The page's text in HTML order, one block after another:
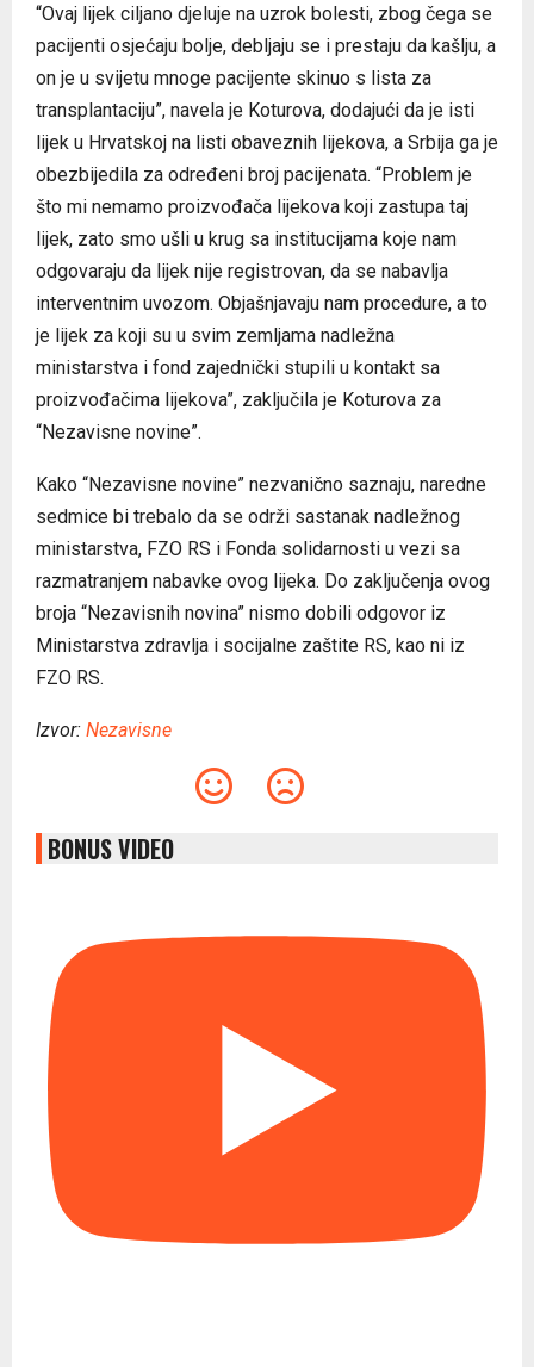
“Ovaj lijek ciljano djeluje na uzrok bolesti, zbog čega se
pacijenti osjećaju bolje, debljaju se i prestaju da kašlju, a
on je u svijetu mnoge pacijente skinuo s lista za
transplantaciju”, navela je Koturova, dodajući da je isti
lijek u Hrvatskoj na listi obaveznih lijekova, a Srbija ga je
obezbijedila za određeni broj pacijenata. “Problem je
što mi nemamo proizvođača lijekova koji zastupa taj
lijek, zato smo ušli u krug sa institucijama koje nam
odgovaraju da lijek nije registrovan, da se nabavlja
interventnim uvozom. Objašnjavaju nam procedure, a to
je lijek za koji su u svim zemljama nadležna
ministarstva i fond zajednički stupili u kontakt sa
proizvođačima lijekova”, zaključila je Koturova za
“Nezavisne novine”.
Kako “Nezavisne novine” nezvanično saznaju, naredne
sedmice bi trebalo da se održi sastanak nadležnog
ministarstva, FZO RS i Fonda solidarnosti u vezi sa
razmatranjem nabavke ovog lijeka. Do zaključenja ovog
broja “Nezavisnih novina” nismo dobili odgovor iz
Ministarstva zdravlja i socijalne zaštite RS, kao ni iz
FZO RS.
Izvor: Nezavisne
BONUS VIDEO